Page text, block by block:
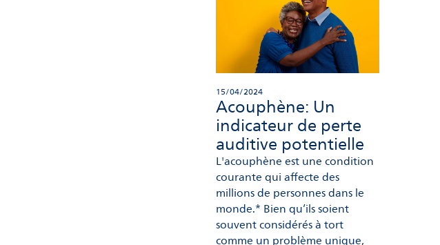
15/04/2024
Acouphène: Un
indicateur de perte
auditive potentielle
L'acouphène est une condition
courante qui affecte des
millions de personnes dans le
monde.* Bien qu’ils soient
souvent considérés à tort
comme un problème unique,